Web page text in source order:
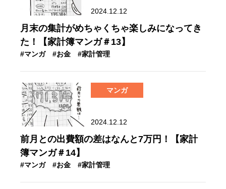
2024.12.12
月末の集計がめちゃくちゃ楽しみになってき
た！【家計簿マンガ＃13】
#マンガ #お金 #家計管理
マンガ
2024.12.12
前月との出費額の差はなんと7万円！【家計
簿マンガ＃14】
#マンガ #お金 #家計管理